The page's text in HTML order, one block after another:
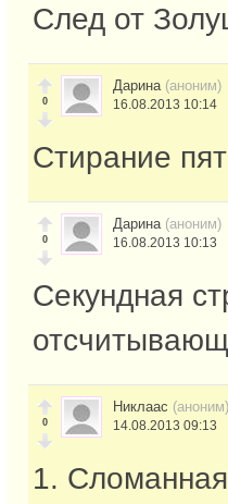
След от
0
Дарина (аноним)
16.08.2013 10:14
Стирание
0
Дарина (аноним)
16.08.2013 10:13
Секундная
0
Никлаас (аноним)
14.08.2013 09:13
1.